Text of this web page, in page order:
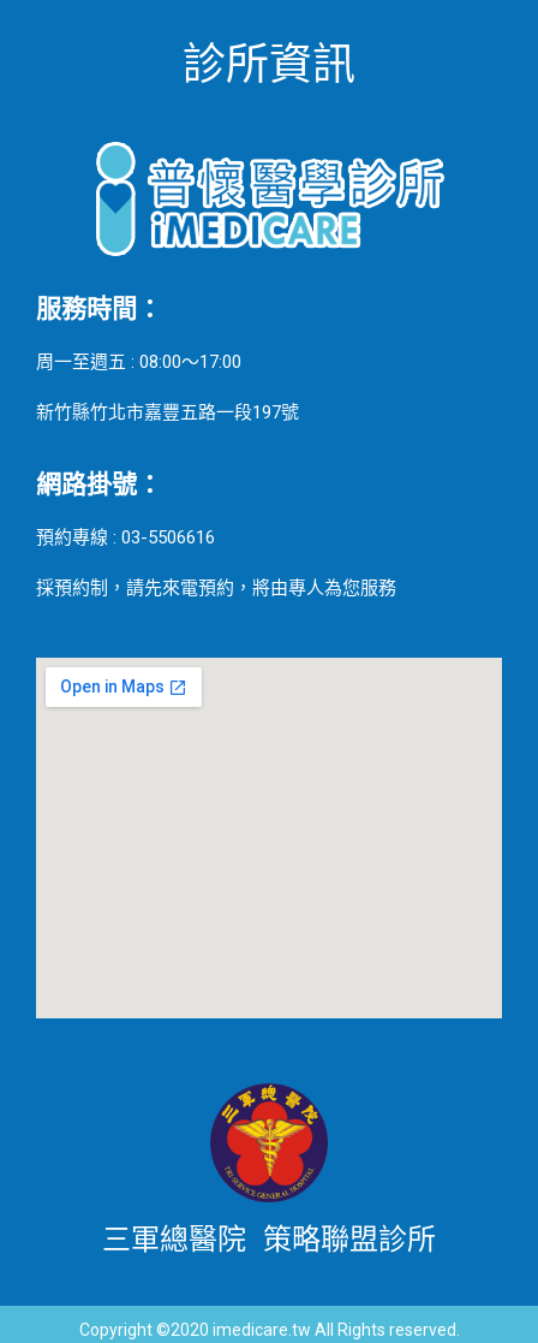
診所資訊
服務時間：
周一至週五 : 08:00～17:00
新竹縣竹北市嘉豐五路一段197號
網路掛號：
預約專線 : 03-5506616
採預約制，請先來電預約，將由專人為您服務
三軍總醫院 策略聯盟診所
Copyright ©2020 imedicare.tw All Rights reserved.